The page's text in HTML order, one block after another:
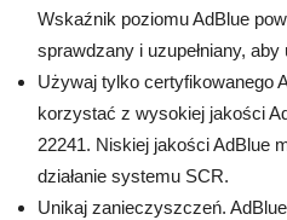
Wskaźnik poziomu AdBlue
sprawdzany i uzupełniany,
Używaj tylko certyfikowanego
korzystać z wysokiej jakości
22241. Niskiej jakości AdBlue
działanie systemu SCR.
Unikaj zanieczyszczeń.